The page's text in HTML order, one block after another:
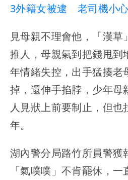
3外籍女被逮 老司機小
見母親不理會他，「漢
推人，母親氣到把錢甩到
年情緒失控，出手猛揍老
掉，還伸手掐脖，少年母
人見狀上前要制止，但
年。
湖內警分局路竹所員警獲
「氣噗噗」不肯罷休，